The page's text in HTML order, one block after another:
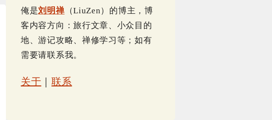
俺是刘明禅（LiuZen）的博主，博
客内容方向：旅行文章、小众目的
地、游记攻略、禅修学习等；如有
需要请联系我。
关于 ｜联系